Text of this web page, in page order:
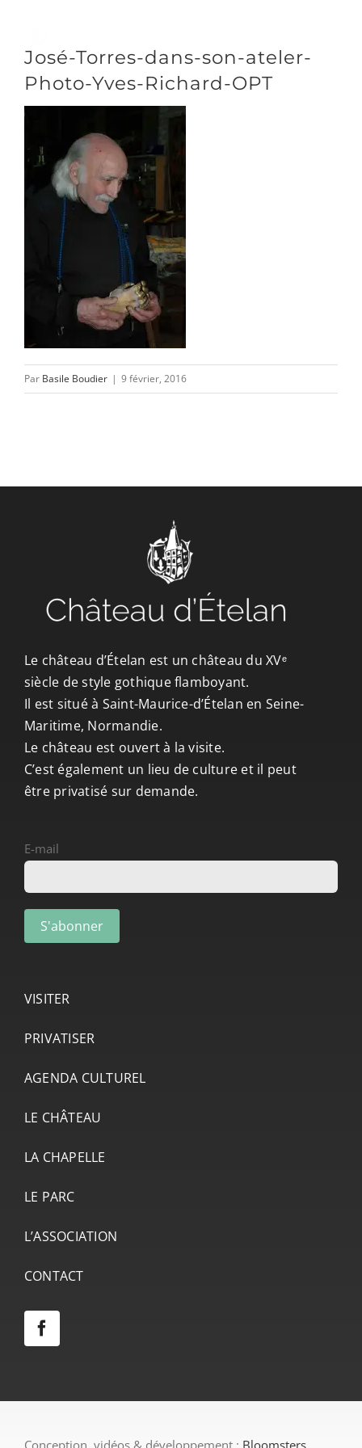
contenu
Toggle
NOUS SUIVRE
L’ASSOCIATION
CONTACT/ACCÈS
José-Torres-dans-son-ateler-
Photo-Yves-Richard-OPT
Par Basile Boudier | 9 février, 2016
Le château d’Ételan est un château du XVᵉ
siècle de style gothique flamboyant.
Il est situé à Saint-Maurice-d’Ételan en Seine-
Maritime, Normandie.
Le château est ouvert à la visite.
C’est également un lieu de culture et il peut
être privatisé sur demande.
E-mail
VISITER
PRIVATISER
AGENDA CULTUREL
LE CHÂTEAU
LA CHAPELLE
LE PARC
L’ASSOCIATION
CONTACT
Conception, vidéos & développement : Bloomsters